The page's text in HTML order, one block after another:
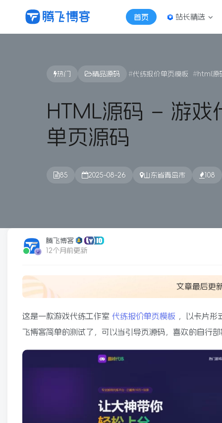
热门 精品源码 代练报价单页模板 html源
HTML源码 – 游戏
单页源码
85 2025-08-26 山东省青岛市 108
首页 站长精选
腾飞博客
12个月前更新
文章最后更
这是一款游戏代练工作室 代练报价单页模板
，以卡片
飞博客简单的测试了，可以当引导页源码，喜欢的自行